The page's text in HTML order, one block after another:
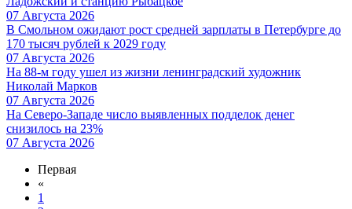
07 Августа 2026
В Смольном ожидают рост средней зарплаты в Петербурге до
170 тысяч рублей к 2029 году
07 Августа 2026
На 88-м году ушел из жизни ленинградский художник
Николай Марков
07 Августа 2026
На Северо-Западе число выявленных подделок денег
снизилось на 23%
07 Августа 2026
Первая
«
1